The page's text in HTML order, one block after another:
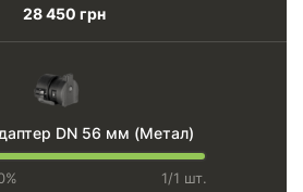
28 450 грн
DN 56 мм (Метал)
1/1 шт.